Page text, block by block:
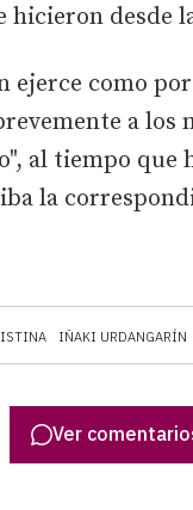
IÑAKI URDANGARÍN
desde
ejerce como
a los
al tiempo que
la
Ver